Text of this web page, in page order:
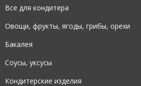
Все для кондитера
Овощи, фрукты, ягоды, грибы, орехи
Бакалея
Соусы, уксусы
Кондитерские изделия